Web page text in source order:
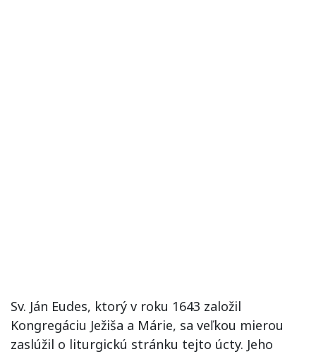
Sv. Ján Eudes, ktorý v roku 1643 založil
Kongregáciu Ježiša a Márie, sa veľkou mierou
zaslúžil o liturgickú stránku tejto úcty. Jeho